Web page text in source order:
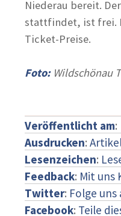
Niederau bereit.
stattfindet, ist frei.
Ticket-Preise.
Foto: Wildschönau
Veröffentlicht am:
Ausdrucken:
Lesenzeichen:
Feedback: Mit uns
Twitter: Folge
Facebook: Teile